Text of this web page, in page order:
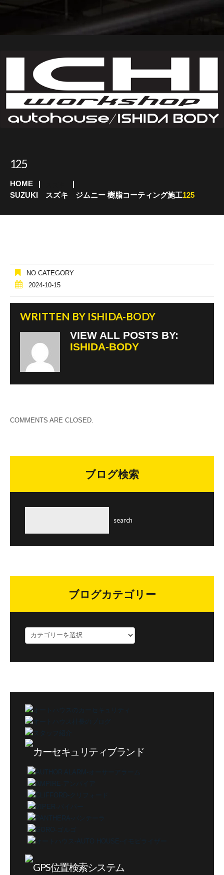
125
HOME
SUZUKI スズキ ジムニー 樹脂コーティング施工125
NO CATEGORY
2024-10-15
WRITTEN BY ISHIDA-BODY
VIEW ALL POSTS BY:
ISHIDA-BODY
COMMENTS ARE CLOSED.
ブログ検索
ブログカテゴリー
ロ
ー